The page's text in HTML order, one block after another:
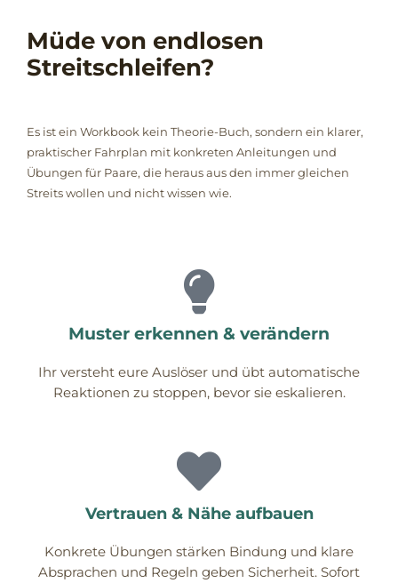
Müde von endlosen
Streitschleifen?
Es ist ein Workbook kein Theorie-Buch, sondern ein klarer,
praktischer Fahrplan mit konkreten Anleitungen und
Übungen für Paare, die heraus aus den immer gleichen
Streits wollen und nicht wissen wie.
Muster erkennen & verändern
Ihr versteht eure Auslöser und übt automatische
Reaktionen zu stoppen, bevor sie eskalieren.
Vertrauen & Nähe aufbauen
Konkrete Übungen stärken Bindung und klare
Absprachen und Regeln geben Sicherheit. Sofort